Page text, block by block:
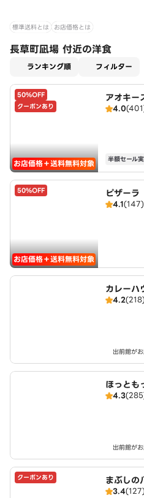
標準送料とは お店価格とは
長草町凪場 付近の洋食
ランキング順 フィルター
50%OFF
クーポンあり
お店価格＋送料無料対象
アオキ
4.0
半額セール
50%OFF
お店価格＋送料無料対象
ピザー
4.1(147)
カレー
店（SD）
4.2(218)
出前館が
ほっと
4.3
出前館が
クーポンあり まぶし
3.4(127)